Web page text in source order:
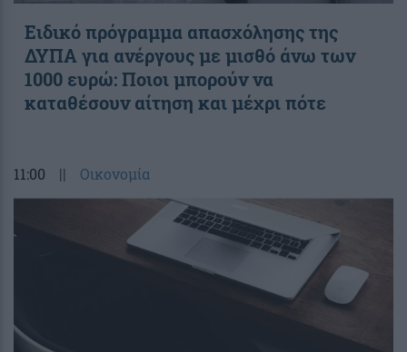
Ειδικό πρόγραμμα απασχόλησης της
ΔΥΠΑ για ανέργους με μισθό άνω των
1000 ευρώ: Ποιοι μπορούν να
καταθέσουν αίτηση και μέχρι πότε
11:00 || Οικονομία